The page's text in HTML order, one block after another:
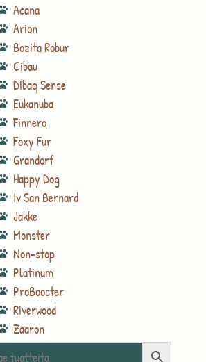
Acana
Arion
Bozita Robur
Cibau
Dibaq Sense
Eukanuba
Finnero
Foxy Fur
Grandorf
Happy Dog
Iv San Bernard
Jakke
Monster
Non-stop
Platinum
ProBooster
Riverwood
Zaaron